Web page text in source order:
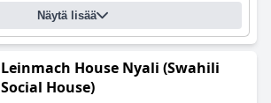
Näytä lisää
Leinmach House Nyali (Swahili
Social House)